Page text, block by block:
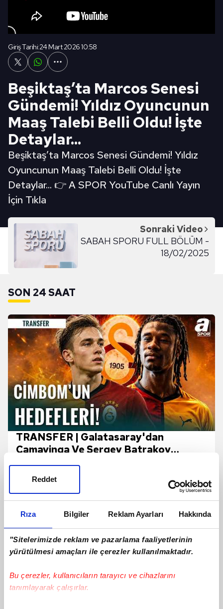
Rıza Bilgiler Reklam Ayarları Hakkında
"Sitelerimizde reklam ve pazarlama faaliyetlerinin
yürütülmesi amaçları ile çerezler kullanılmaktadır.
Bu çerezler, kullanıcıların tarayıcı ve cihazlarını
tanımlayarak çalışırlar.
Reddet
Giriş Tarihi:24 Mart 2026 10:58
Beşiktaş’ta Marcos Senesi
Gündemi! Yıldız Oyuncunun
Maaş Talebi Belli Oldu! İşte
Detaylar...
Beşiktaş’ta Marcos Senesi Gündemi! Yıldız
Oyuncunun Maaş Talebi Belli Oldu! İşte
Detaylar... 👉 A SPOR YouTube Canlı Yayın
İçin Tıkla
Sonraki Video
SABAH SPORU FULL BÖLÜM -
18/02/2025
SON 24 SAAT
TRANSFER | Galatasaray'dan
Camavinga Ve Sergey Batrakov
Hamlesi!